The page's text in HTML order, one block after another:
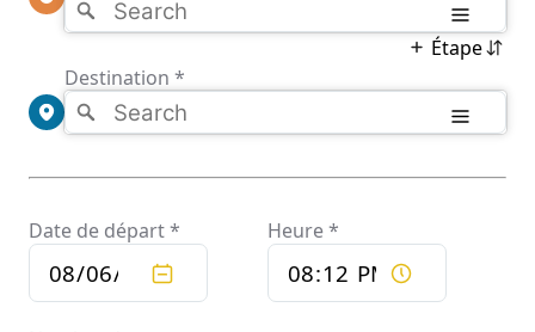
confort optimal.
L’entreprise propose une flotte de véhicules modernes
et bien entretenus, allant des berlines élégantes aux
véhicules plus spacieux pour les groupes. Chaque
assurer un trajet en toute sécurité et dans les meilleures
personnalisée, Chauffeur privé Clarac s’efforce de
comprendre et de répondre aux besoins spécifiques de
chaque client, qu’il s’agisse de trajets quotidiens, de